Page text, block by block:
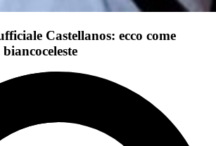
Castellanos: ecco come